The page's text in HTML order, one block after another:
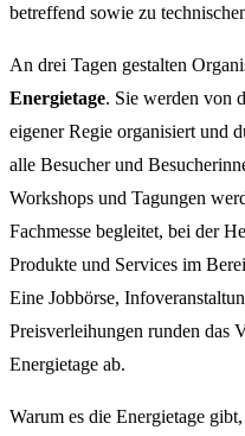
betreffend sowie zu
An drei Tagen gestalten
Energietage. Sie werden von
eigener Regie organisiert und
alle Besucher und
Workshops und Tagungen
Fachmesse begleitet, bei der
Produkte und Services im
Eine Jobbörse,
Preisverleihungen runden das
Energietage ab.
Warum es die Energietage